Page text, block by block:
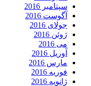
سپتامبر 2016
آگوست 2016
جولای 2016
ژوئن 2016
می 2016
آوریل 2016
مارس 2016
فوریه 2016
ژانویه 2016